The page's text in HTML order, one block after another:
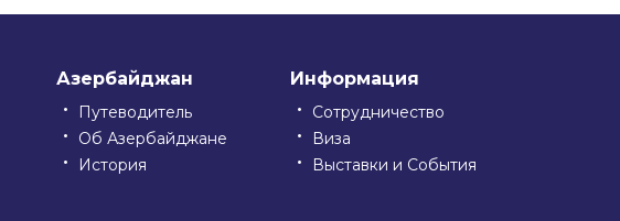
Азербайджан
Путеводитель
Об Азербайджане
История
Информация
Сотрудничество
Виза
Выставки и События